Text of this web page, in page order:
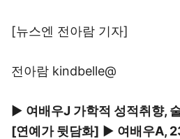
[뉴스엔 전아람 기자]
전아람 kindbelle@
▶ 여배우J 가학적 성적취향,
[연예가 뒷담화] ▶ 여배우A,